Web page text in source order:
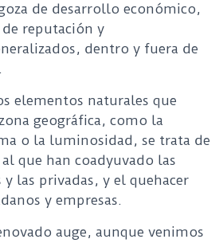
de desarrollo económico,
reputación y
dentro y fuera de
elementos naturales que
geográfica, como la
o la luminosidad, se trata de
que han coadyuvado las
las privadas, y el quehacer
y empresas.
auge, aunque venimos